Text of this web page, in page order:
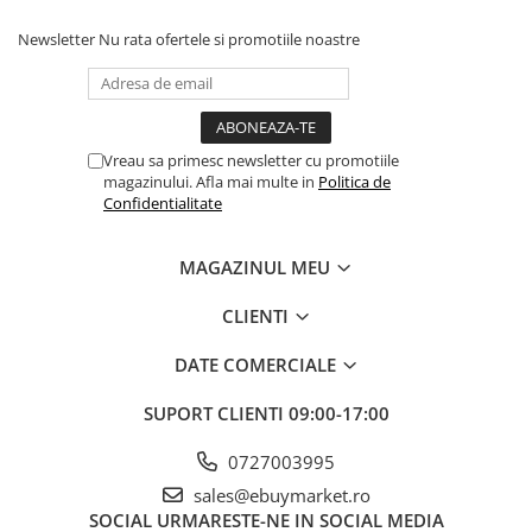
Banda adeziva
Costume si Deghizare
Fete Masa si Perdele Franjurate
Lumanari si Toppere
Pompe Baloane
Articole Craciun Bucatarie
Decoratiune Muzicala Craciun
Balonul se livreaza neumflat.
Setul contine un pai transparent pentru umflare balonului
Poate fi umflat cu aer sau heliu.
Pentru a prelungi durata de viața a balonului, evita expunerea
experiența speciala, plina de culoare și eleganța!
Newsletter Nu rata ofertele si promotiile noastre
Vreau sa primesc newsletter cu promotiile
magazinului. Afla mai multe in Politica de
Confidentialitate
MAGAZINUL MEU
CLIENTI
DATE COMERCIALE
SUPORT CLIENTI 09:00-17:00
0727003995
sales@ebuymarket.ro
SOCIAL URMARESTE-NE IN SOCIAL MEDIA